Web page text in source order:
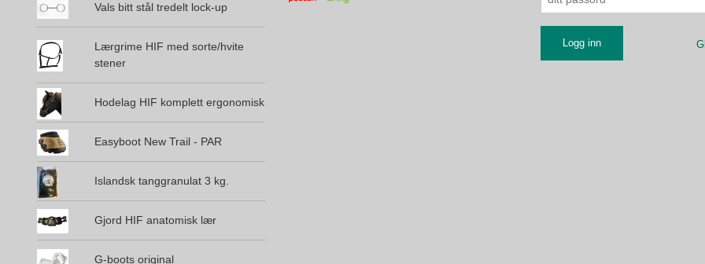
Vals bitt stål tredelt lock-up
Lærgrime HIF med sorte/hvite
stener
Hodelag HIF komplett ergonomisk
Easyboot New Trail - PAR
Islandsk tanggranulat 3 kg.
Gjord HIF anatomisk lær
G-boots original